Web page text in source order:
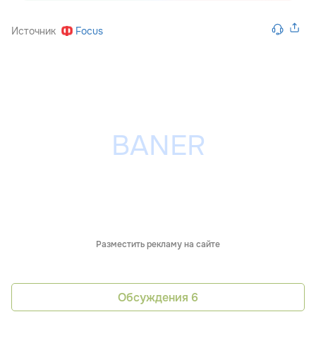
Источник Focus
Разместить рекламу на сайте
Обсуждения 6